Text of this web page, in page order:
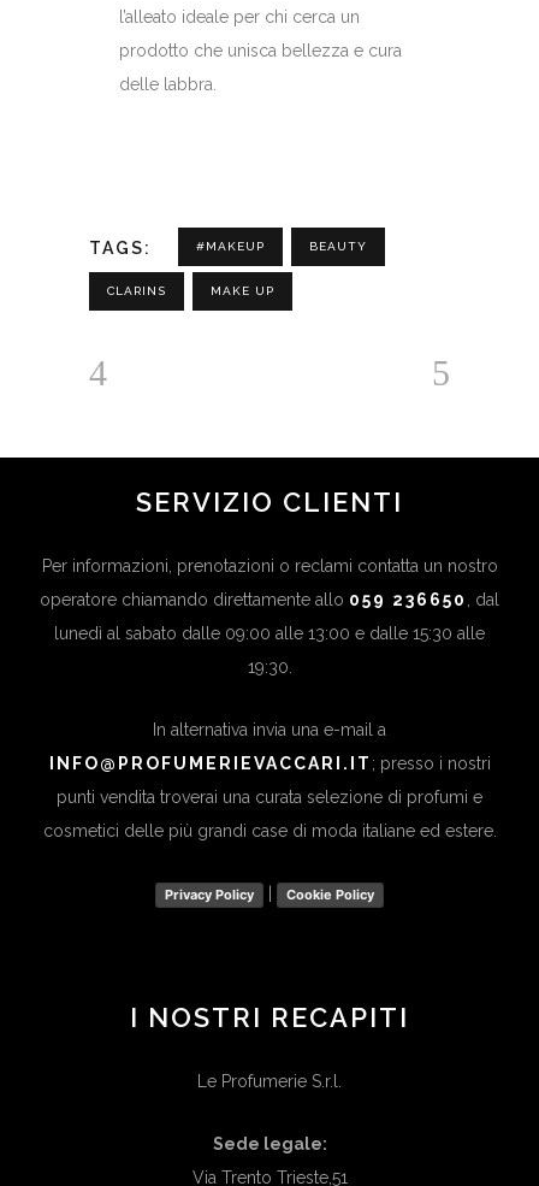
l’alleato ideale per chi cerca un
prodotto che unisca bellezza e cura
delle labbra.
TAGS: #MAKEUP BEAUTY
CLARINS MAKE UP
SERVIZIO CLIENTI
Per informazioni, prenotazioni o reclami contatta un nostro
operatore chiamando direttamente allo 059 236650
, dal
lunedì al sabato dalle 09:00 alle 13:00 e dalle 15:30 alle
19:30.
In alternativa invia una e-mail a
INFO@PROFUMERIEVACCARI.IT ; presso i nostri
punti vendita troverai una curata selezione di profumi e
cosmetici delle più grandi case di moda italiane ed estere.
Privacy Policy Cookie Policy
I NOSTRI RECAPITI
Le Profumerie S.r.l.
Sede legale:
Via Trento Trieste,51